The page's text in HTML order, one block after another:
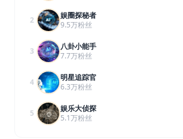
2
娱圈探秘者
9.5万粉丝
3
八卦小能手
7.7万粉丝
4
明星追踪官
6.3万粉丝
5
娱乐大侦探
5.1万粉丝